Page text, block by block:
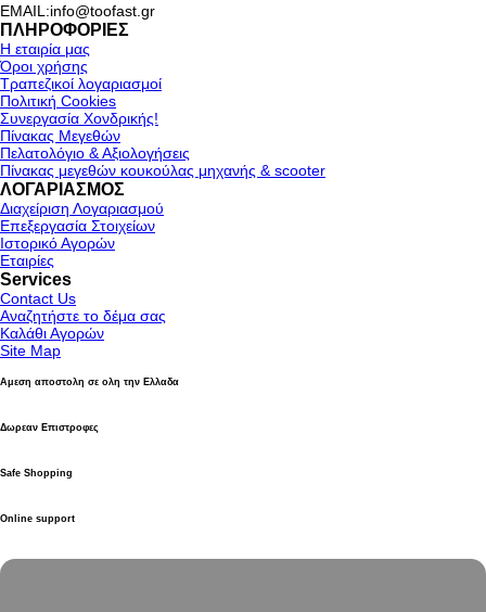
EMAIL:info@toofast.gr
ΠΛΗΡΟΦΟΡΙΕΣ
Η εταιρία μας
Όροι χρήσης
Τραπεζικοί λογαριασμοί
Πολιτική Cookies
Συνεργασία Χονδρικής!
Πίνακας Μεγεθών
Πελατολόγιο & Αξιολογήσεις
Πίνακας μεγεθών κουκούλας μηχανής & scooter
ΛΟΓΑΡΙΑΣΜΟΣ
Διαχείριση Λογαριασμού
Επεξεργασία Στοιχείων
Ιστορικό Αγορών
Εταιρίες
Services
Contact Us
Αναζητήστε το δέμα σας
Καλάθι Αγορών
Site Map
Αμεση αποστολη σε ολη την Ελλαδα
Δωρεαν Επιστροφες
Safe Shopping
Online support